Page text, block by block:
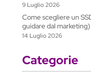
9 Luglio 2026
Come scegliere un
guidare dal marketing)
14 Luglio 2026
Categorie